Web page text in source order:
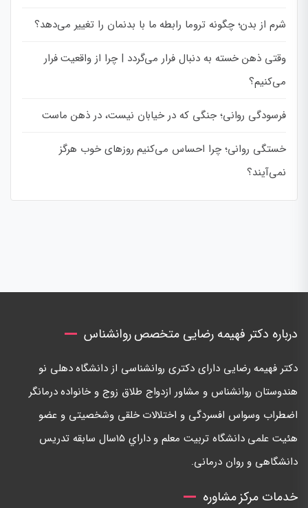
شرم از بدن؛ چگونه تروما رابطه ما با بدنمان را تغییر می‌دهد؟
وقتی ذهن خسته به دنبال فرار می‌گردد | چرا از واقعیت فرار
می‌کنیم؟
فرسودگی روانی؛ جنگی که در خیابان نیست، در ذهن ماست
خستگی روانی؛ چرا احساس می‌کنیم روزهای خوب هرگز
نمی‌آیند؟
درباره دکتر فهیمه رضایی متخصص روانشناس
دكتر فهيمه رضايی دارای دكتری روانشناسی از دانشگاه دهلی نو
هندوستان روانشناس و مشاور ازدواج طلاق زوج و خانواده درمانگر
اضطراب وسواس افسردگی و اختلالات خلقی وشخصيتی و عضو
هئيت علمی دانشگاه تربيت معلم و داراي ١٥سال سابقه تدريس
دانشگاهی و روان درمانی.
خدمات مرکز مشاوره